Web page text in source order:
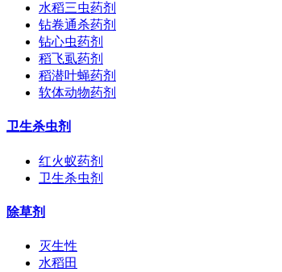
水稻三虫药剂
钻卷通杀药剂
钻心虫药剂
稻飞虱药剂
稻潜叶蝇药剂
软体动物药剂
卫生杀虫剂
红火蚁药剂
卫生杀虫剂
除草剂
灭生性
水稻田